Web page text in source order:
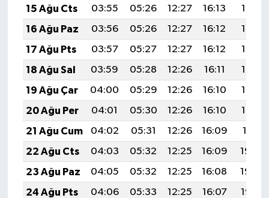
15 Ağu Cts
03:55 05:26 12:27 16:13
19:18
16 Ağu Paz
03:56 05:26 12:27 16:12
19:17
17 Ağu Pts
03:57 05:27 12:27 16:12
19:16
18 Ağu Sal
03:59 05:28 12:26 16:11
19:15
19 Ağu Çar
04:00 05:29 12:26 16:10
19:13
20 Ağu Per
04:01 05:30 12:26 16:10
19:12
21 Ağu Cum
04:02 05:31 12:26 16:09
19:11
22 Ağu Cts
04:03 05:32 12:25 16:09
19:09
23 Ağu Paz
04:05 05:32 12:25 16:08
19:08
24 Ağu Pts
04:06 05:33 12:25 16:07
19:07